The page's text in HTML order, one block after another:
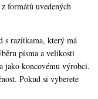
formátů uvedených
s razítkama, který má
písma a velikosti
jako koncovému výrobci.
Pokud si vyberete